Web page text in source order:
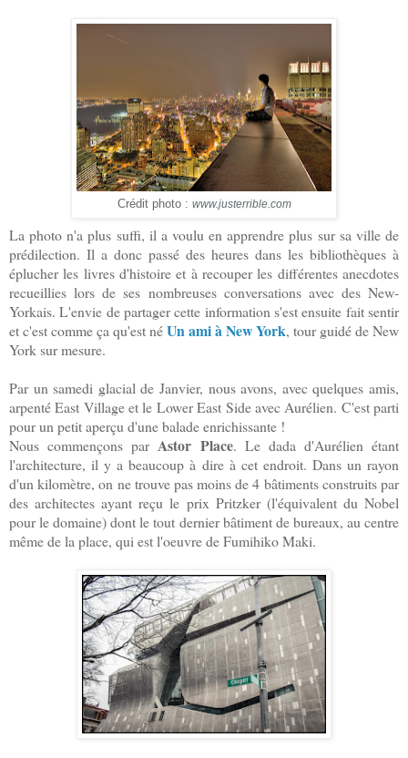
Crédit photo : www.justerrible.com
La photo n'a plus suffi, il a voulu en apprendre plus sur sa ville de
prédilection. Il a donc passé des heures dans les bibliothèques à
éplucher les livres d'histoire et à recouper les différentes anecdotes
recueillies lors de ses nombreuses conversations avec des New-
Yorkais. L'envie de partager cette information s'est ensuite fait sentir
et c'est comme ça qu'est néUn ami à New York, tour guidé de New
York sur mesure.
Par un samedi glacial de Janvier, nous avons, avec quelques amis,
arpenté East Village et le Lower East Side avec Aurélien. C'est parti
pour un petit aperçu d'une balade enrichissante !
Nous commençons par Astor Place. Le dada d'Aurélien étant
l'architecture, il y a beaucoup à dire à cet endroit. Dans un rayon
d'un kilomètre, on ne trouve pas moins de 4 bâtiments construits par
des architectes ayant reçu le prix Pritzker (l'équivalent du Nobel
pour le domaine) dont le tout dernier bâtiment de bureaux, au centre
même de la place, qui est l'oeuvre de Fumihiko Maki.